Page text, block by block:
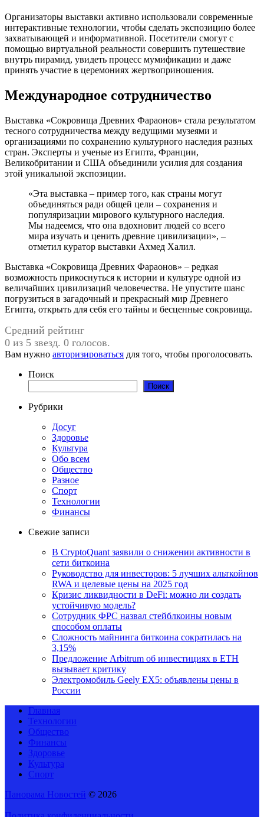
Организаторы выставки активно использовали современные
интерактивные технологии, чтобы сделать экспозицию более
захватывающей и информативной. Посетители смогут с
помощью виртуальной реальности совершить путешествие
внутрь пирамид, увидеть процесс мумификации и даже
принять участие в церемониях жертвоприношения.
Международное сотрудничество
Выставка «Сокровища Древних Фараонов» стала результатом
тесного сотрудничества между ведущими музеями и
организациями по сохранению культурного наследия разных
стран. Эксперты и ученые из Египта, Франции,
Великобритании и США объединили усилия для создания
этой уникальной экспозиции.
«Эта выставка – пример того, как страны могут
объединяться ради общей цели – сохранения и
популяризации мирового культурного наследия.
Мы надеемся, что она вдохновит людей со всего
мира изучать и ценить древние цивилизации», –
отметил куратор выставки Ахмед Халил.
Выставка «Сокровища Древних Фараонов» – редкая
возможность прикоснуться к истории и культуре одной из
величайших цивилизаций человечества. Не упустите шанс
погрузиться в загадочный и прекрасный мир Древнего
Египта, открыть для себя его тайны и бесценные сокровища.
Средний рейтинг
0 из 5 звезд. 0 голосов.
Вам нужно авторизироваться для того, чтобы проголосовать.
Поиск
Поиск
Рубрики
Досуг
Здоровье
Культура
Обо всем
Общество
Разное
Спорт
Технологии
Финансы
Свежие записи
В CryptoQuant заявили о снижении активности в
сети биткоина
Руководство для инвесторов: 5 лучших альткойнов
RWA и целевые цены на 2025 год
Кризис ликвидности в DeFi: можно ли создать
устойчивую модель?
Сотрудник ФРС назвал стейблкоины новым
способом оплаты
Сложность майнинга биткоина сократилась на
3,15%
Предложение Arbitrum об инвестициях в ETH
вызывает критику
Электромобиль Geely EX5: объявлены цены в
России
Главная
Технологии
Общество
Финансы
Здоровье
Культура
Спорт
Панорама Новостей © 2026